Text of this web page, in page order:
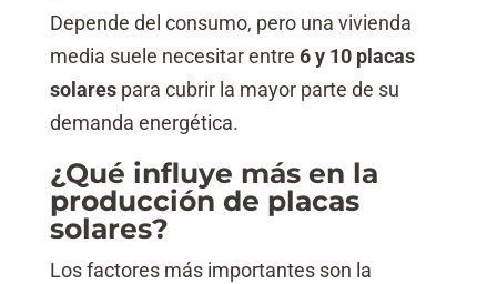
Depende del consumo, pero una vivienda
media suele necesitar entre 6 y 10 placas
solarespara cubrir la mayor parte de su
demanda energética.
¿Qué influye más en la
producción de placas
solares?
Los factores más importantes son la